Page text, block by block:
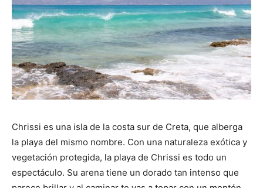
Chrissi es una isla de la costa sur de Creta, que alberga
la playa del mismo nombre. Con una naturaleza exótica y
vegetación protegida, la playa de Chrissi es todo un
espectáculo. Su arena tiene un dorado tan intenso que